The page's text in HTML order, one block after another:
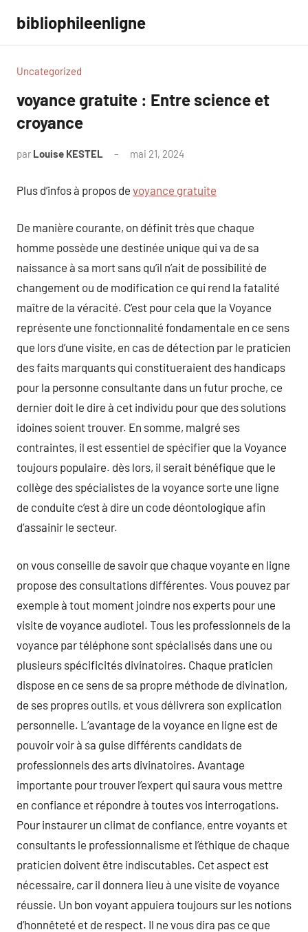
contenu
bibliophileenligne
Uncategorized
voyance gratuite : Entre science et
croyance
par Louise KESTEL mai 21, 2024
Plus d’infos à propos de voyance gratuite
De manière courante, on définit très que chaque
homme possède une destinée unique qui va de sa
naissance à sa mort sans qu’il n’ait de possibilité de
changement ou de modification ce qui rend la fatalité
maître de la véracité. C’est pour cela que la Voyance
représente une fonctionnalité fondamentale en ce sens
que lors d’une visite, en cas de détection par le praticien
des faits marquants qui constitueraient des handicaps
pour la personne consultante dans un futur proche, ce
dernier doit le dire à cet individu pour que des solutions
idoines soient trouver. En somme, malgré ses
contraintes, il est essentiel de spécifier que la Voyance
toujours populaire. dès lors, il serait bénéfique que le
collège des spécialistes de la voyance sorte une ligne
de conduite c’est à dire un code déontologique afin
d’assainir le secteur.
on vous conseille de savoir que chaque voyante en ligne
propose des consultations différentes. Vous pouvez par
exemple à tout moment joindre nos experts pour une
visite de voyance audiotel. Tous les professionnels de la
voyance par téléphone sont spécialisés dans une ou
plusieurs spécificités divinatoires. Chaque praticien
dispose en ce sens de sa propre méthode de divination,
de ses propres outils, et vous délivrera son explication
personnelle. L’avantage de la voyance en ligne est de
pouvoir voir à sa guise différents candidats de
professionnels des arts divinatoires. Avantage
importante pour trouver l’expert qui saura vous mettre
en confiance et répondre à toutes vos interrogations.
Pour instaurer un climat de confiance, entre voyants et
consultants le professionnalisme et l’éthique de chaque
praticien doivent être indiscutables. Cet aspect est
nécessaire, car il donnera lieu à une visite de voyance
réussie. Un bon voyant appuiera toujours sur les notions
d’honnêteté et de respect. Il ne vous dira pas ce que